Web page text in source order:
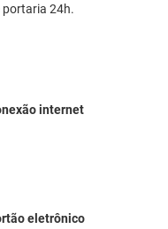
portaria 24h.
internet
eletrônico